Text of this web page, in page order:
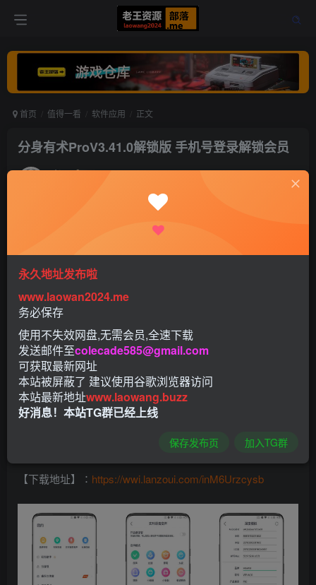
首页 值得一看 软件应用 正文
分身有术ProV3.41.0解锁版 手机号登录解锁会员
老王 打赏
【应用名称】：分身有术Pro解锁版
【应用版本】：3.41.0
【应用大小】：26.08MB
【软件介绍】：一款可以应用双开的软件，它可以让你“一心
二用”，一部手机同时处理多项事宜，提高生活或工作效率，
支持虚拟定位、机型伪装、等功能，手机号登录解锁会员
【下载地址】∶ https://wwi.lanzoui.com/inM6Urzcysb
永久地址发布啦
www.laowan2024.me
务必保存
使用不失效网盘,无需会员,全速下载
发送邮件至colecade585@gmail.com
可获取最新网址
本站被屏蔽了 建议使用谷歌浏览器访问
本站最新地址www.laowang.buzz
好消息！本站TG群已经上线
保存发布页 加入TG群